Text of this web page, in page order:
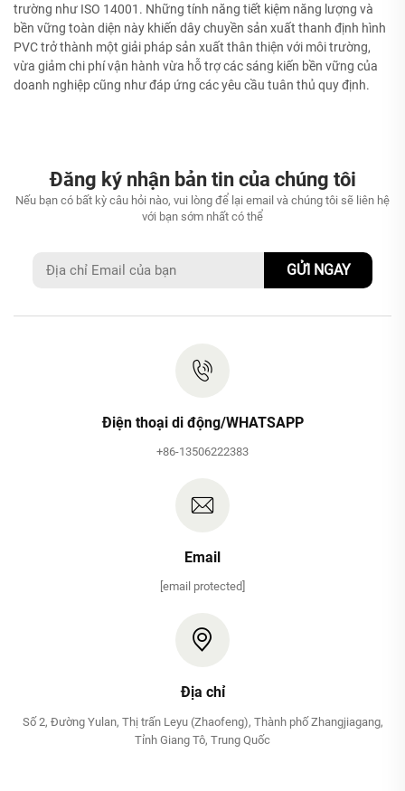
trường như ISO 14001. Những tính năng tiết kiệm năng lượng và
bền vững toàn diện này khiến dây chuyền sản xuất thanh định hình
PVC trở thành một giải pháp sản xuất thân thiện với môi trường,
vừa giảm chi phí vận hành vừa hỗ trợ các sáng kiến bền vững của
doanh nghiệp cũng như đáp ứng các yêu cầu tuân thủ quy định.
Đăng ký nhận bản tin của chúng tôi
Nếu bạn có bất kỳ câu hỏi nào, vui lòng để lại email và chúng tôi sẽ liên hệ
với bạn sớm nhất có thể
GỬI NGAY
Điện thoại di động/WHATSAPP
+86-13506222383
Email
[email protected]
Địa chỉ
Số 2, Đường Yulan, Thị trấn Leyu (Zhaofeng), Thành phố Zhangjiagang,
Tỉnh Giang Tô, Trung Quốc